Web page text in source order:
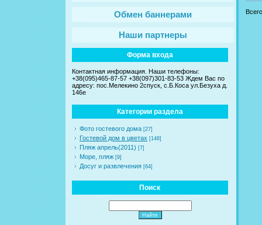
Обмен баннерами
Наши партнеры
Форма входа
Контактная информация. Наши телефоны:
+38(095)465-87-57 +38(097)301-83-53 Ждем Вас по
адресу: пос.Мелекино 2спуск, c.Б.Коса ул.Безуха д.
146е
Категории раздела
Фото гостевого дома [27]
Гостевой дом в цветах [148]
Пляж апрель(2011) [7]
Море, пляж [9]
Досуг и развлечения [64]
Поиск